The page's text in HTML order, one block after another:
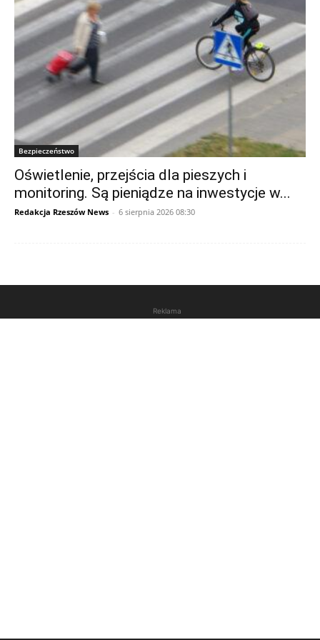
Bezpieczeństwo
Oświetlenie, przejścia dla pieszych i
monitoring. Są pieniądze na inwestycje w...
Redakcja Rzeszów News - 6 sierpnia 2026 08:30
Reklama